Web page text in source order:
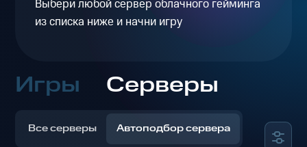
Выбери любой сервер облачного гейминга
из списка ниже и начни игру
Игры Серверы
Все серверы Автоподбор сервера